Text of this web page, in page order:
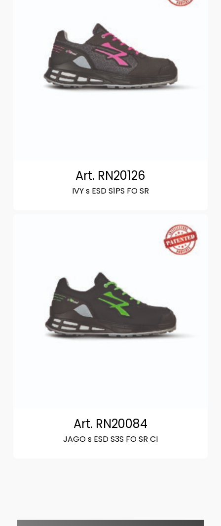
Art. RN20126
IVY s ESD S1PS FO SR
Art. RN20084
JAGO s ESD S3S FO SR CI